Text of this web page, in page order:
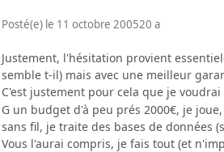
Posté(e) le 11 octobre 200520 a
Justement, l'hésitation provient
semble t-il) mais avec une meilleur
C'est justement pour cela que je voudrai
G un budget d'à peu prés 2000€, je
sans fil, je traite des bases de données
Vous l'aurai compris, je fais tout (et